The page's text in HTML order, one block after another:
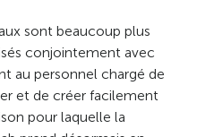
sont beaucoup plus
conjointement avec
au personnel chargé de
et de créer facilement
pour laquelle la